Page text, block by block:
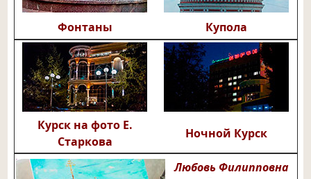
Фонтаны Купола
Курск на фото Е.
Старкова
Ночной Курск
Любовь Филипповна